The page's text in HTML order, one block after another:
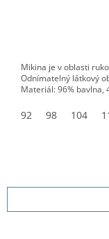
Mikina je v oblasti
Odnímatelný látkový
Materiál: 96% bavlna,
92 98 104